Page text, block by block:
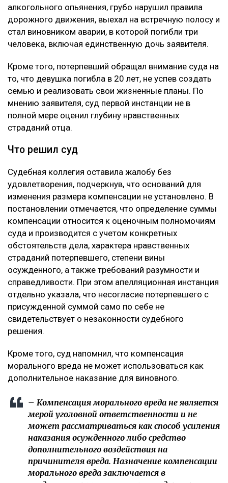
алкогольного опьянения, грубо нарушил правила
дорожного движения, выехал на встречную полосу и
стал виновником аварии, в которой погибли три
человека, включая единственную дочь заявителя.
Кроме того, потерпевший обращал внимание суда на
то, что девушка погибла в 20 лет, не успев создать
семью и реализовать свои жизненные планы. По
мнению заявителя, суд первой инстанции не в
полной мере оценил глубину нравственных
страданий отца.
Что решил суд
Судебная коллегия оставила жалобу без
удовлетворения, подчеркнув, что оснований для
изменения размера компенсации не установлено. В
постановлении отмечается, что определение суммы
компенсации относится к оценочным полномочиям
суда и производится с учетом конкретных
обстоятельств дела, характера нравственных
страданий потерпевшего, степени вины
осужденного, а также требований разумности и
справедливости. При этом апелляционная инстанция
отдельно указала, что несогласие потерпевшего с
присужденной суммой само по себе не
свидетельствует о незаконности судебного
решения.
Кроме того, суд напомнил, что компенсация
морального вреда не может использоваться как
дополнительное наказание для виновного.
– Компенсация морального вреда не является
мерой уголовной ответственности и не
может рассматриваться как способ усиления
наказания осужденного либо средство
дополнительного воздействия на
причинителя вреда. Назначение компенсации
морального вреда заключается в